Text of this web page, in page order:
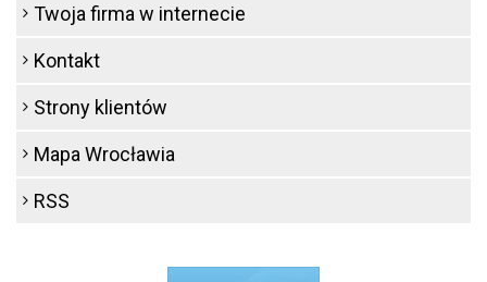
Twoja firma w internecie
Kontakt
Strony klientów
Mapa Wrocławia
RSS